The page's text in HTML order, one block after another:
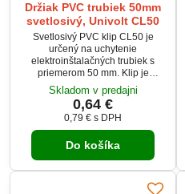
Držiak PVC trubiek 50mm
svetlosivý, Univolt CL50
Svetlosivý PVC klip CL50 je
určený na uchytenie
elektroinštalačných trubiek s
priemerom 50 mm. Klip je
samozhášavý, nešíri plameň a
umožňuje bočné spájanie
viacerých klipov. Je vhodný na
montáž pomocou hmoždiniek
DSD alebo skrutiek s priemerom
4 mm. Vďaka svetlosivej farbe a
odolnosti voči teplotám je ideálny
pre vnútorné elektroinštalácie.
Skladom v predajni
0,64 €
0,79 € s DPH
Do košíka